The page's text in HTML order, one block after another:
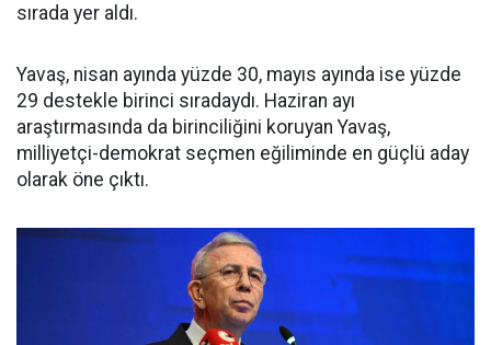
sırada yer aldı.
Yavaş, nisan ayında yüzde 30, mayıs ayında ise yüzde
29 destekle birinci sıradaydı. Haziran ayı
araştırmasında da birinciliğini koruyan Yavaş,
milliyetçi-demokrat seçmen eğiliminde en güçlü aday
olarak öne çıktı.